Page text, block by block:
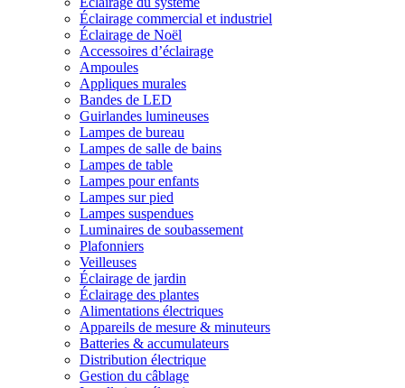
Éclairage commercial et industriel
Éclairage de Noël
Accessoires d’éclairage
Ampoules
Appliques murales
Bandes de LED
Guirlandes lumineuses
Lampes de bureau
Lampes de salle de bains
Lampes de table
Lampes pour enfants
Lampes sur pied
Lampes suspendues
Luminaires de soubassement
Plafonniers
Veilleuses
Éclairage de jardin
Éclairage des plantes
Alimentations électriques
Appareils de mesure & minuteurs
Batteries & accumulateurs
Distribution électrique
Gestion du câblage